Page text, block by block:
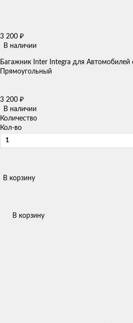
3 200 ₽
В наличии
Багажник Inter Integra для Автомобилей
Прямоугольный
3 200 ₽
В наличии
Количество
Кол-во
В корзину
В корзину